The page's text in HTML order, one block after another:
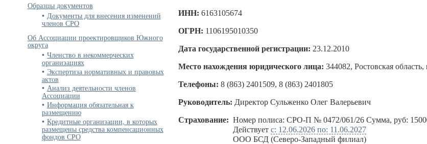
Образцы документов
Документы для внесения изменений
членов СРО
Об Ассоциации проектировщиков Южного
округа
Членство в некоммерческих
организациях
Экспертиза нормативных и правовых
актов
Анализ деятельности членов
Ассоциации
Информация обязательная к
размещению
Кредитные организации, в которых
размещены средства компенсационных
фондов СРО
ИНН: 6163105674
ОГРН: 1106195010350
Дата государственной регистрации: 23.12.2010
Место нахождения юридического лица: 344082, Ростовская
Телефоны: 8 (863) 2401509, 8 (863) 2401805
Руководитель: Директор Сульженко Олег Валерьевич
Страхование: Номер полиса: СРО-П № 0472/061/26 Сумма, руб:
Действуетс: 12.06.2026 по: 11.06.2027
ООО БСД (Северо-Западный филиал)